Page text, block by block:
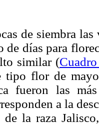
de siembra
de días para
similar (
tipo flor de
fueron las
a la
la raza